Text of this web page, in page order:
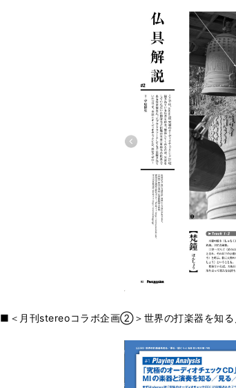
■＜月刊stereoコラボ企画②＞世界の打楽器を知る